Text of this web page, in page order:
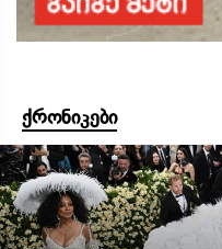
ქრონიკები